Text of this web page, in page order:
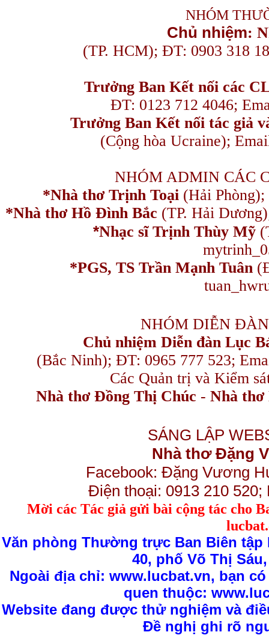
NHÓM
Chủ nhiệm:
(TP. HCM); ĐT: 0903 318
Trưởng Ban Kết nối các
ĐT: 0123 712 4046;
Trưởng Ban Kết nối tác giả
(Cộng hòa Ucraine);
NHÓM ADMIN CÁC
*Nhà thơ Trịnh Toại (Hải
*Nhà thơ Hồ Đình Bắc (TP. Hải
*Nhạc sĩ Trịnh Thùy Mỹ
*PGS, TS Trần Mạnh Tuân
NHÓM DIỄN
Chủ nhiệm Diễn đàn Lục
(Bắc Ninh); ĐT: 0965 777 523;
Các Quản trị và Kiểm
Nhà thơ Đồng Thị Chúc - Nhà thơ
SÁNG LẬP
Nhà thơ Đặng
Facebook: Đặng Vương
Điện thoại: 0913 210
Mời các Tác giả gửi bàicộng tác cho
Văn phòng Thường trực Ban Biên tập
40, phố Võ Thị
Ngoài địa chỉ: www.lucbat.vn, bạn
quen thuộc:
Website đang được thử nghiệm và
Đề nghị ghi rõ